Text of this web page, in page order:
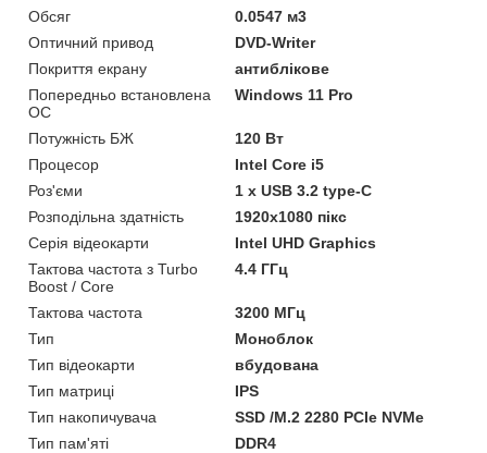
Обсяг
0.0547 м3
Оптичний привод
DVD-Writer
Покриття екрану
антиблікове
Попередньо встановлена
ОС
Windows 11 Pro
Потужність БЖ
120 Вт
Процесор
Intel Core i5
Роз'єми
1 x USB 3.2 type-C
Розподільна здатність
1920x1080 пікс
Серія відеокарти
Intel UHD Graphics
Тактова частота з Turbo
Boost / Core
4.4 ГГц
Тактова частота
3200 МГц
Тип
Моноблок
Тип відеокарти
вбудована
Тип матриці
IPS
Тип накопичувача
SSD /M.2 2280 PCIe NVMe
Тип пам'яті
DDR4